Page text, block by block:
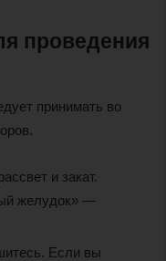
проведения
принимать во
и закат.
желудок» —
Если вы